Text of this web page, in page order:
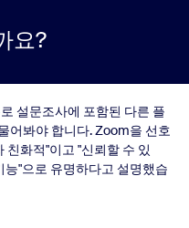
요?
설문조사에 포함된 다른 플
어봐야 합니다. Zoom을 선호
화적"이고 "신뢰할 수 있
능"으로 유명하다고 설명했습